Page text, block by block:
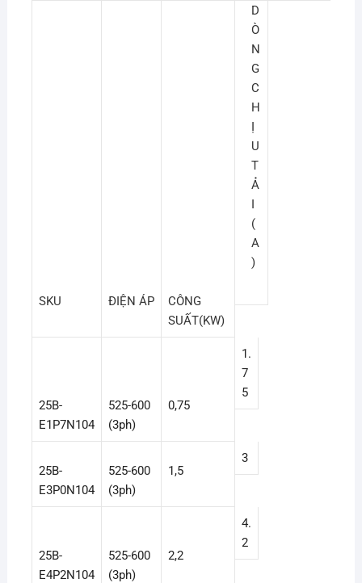
SKU ĐIỆN ÁP
CÔNG
SUẤT(KW)
D
Ò
N
G
C
H
Ị
U
T
Ả
I
(
A
)
25B-
E1P7N104
525-600
(3ph)
0,75
1.
7
5
25B-
E3P0N104
525-600
(3ph)
1,5
3
25B-
E4P2N104
525-600
(3ph)
2,2
4.
2